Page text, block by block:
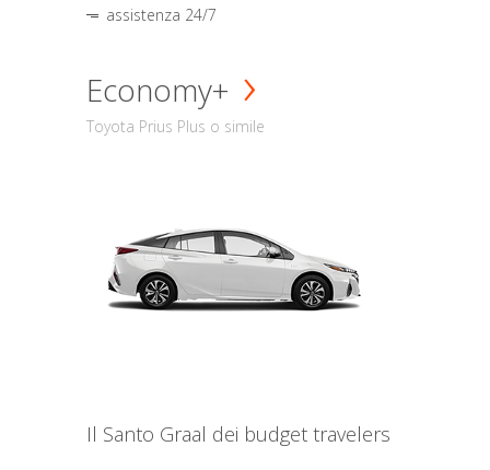
assistenza 24/7
Economy+
Toyota Prius Plus o simile
Il Santo Graal dei budget travelers